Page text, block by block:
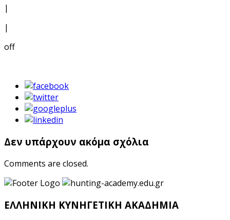
|
|
off
Δεν υπάρχουν ακόμα σχόλια
Comments are closed.
ΕΛΛΗΝΙΚΗ ΚΥΝΗΓΕΤΙΚΗ ΑΚΑΔΗΜΙΑ